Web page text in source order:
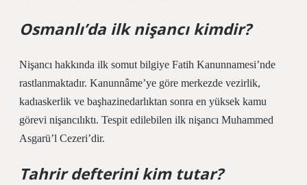
Osmanlı’da ilk nişancı kimdir?
Nişancı hakkında ilk somut bilgiye Fatih Kanunnamesi’nde
rastlanmaktadır. Kanunnâme’ye göre merkezde vezirlik,
kadıaskerlik ve başhazinedarlıktan sonra en yüksek kamu
görevi nişancılıktı. Tespit edilebilen ilk nişancı Muhammed
Asgarü’l Cezeri’dir.
Tahrir defterini kim tutar?